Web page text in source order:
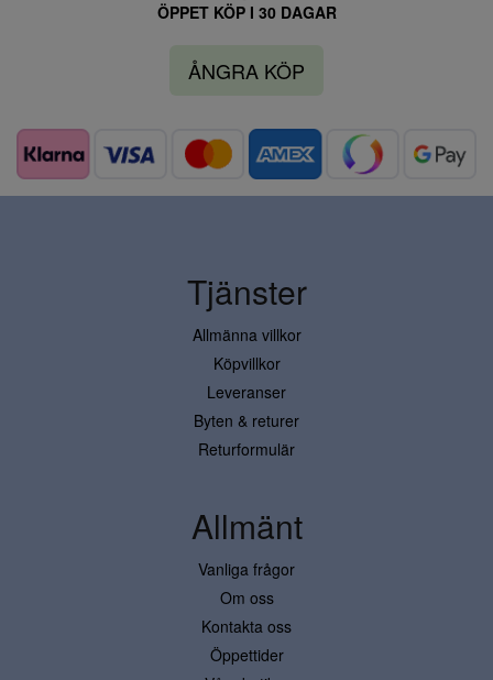
ÖPPET KÖP I 30 DAGAR
ÅNGRA KÖP
Tjänster
Allmänna villkor
Köpvillkor
Leveranser
Byten & returer
Returformulär
Allmänt
Vanliga frågor
Om oss
Kontakta oss
Öppettider